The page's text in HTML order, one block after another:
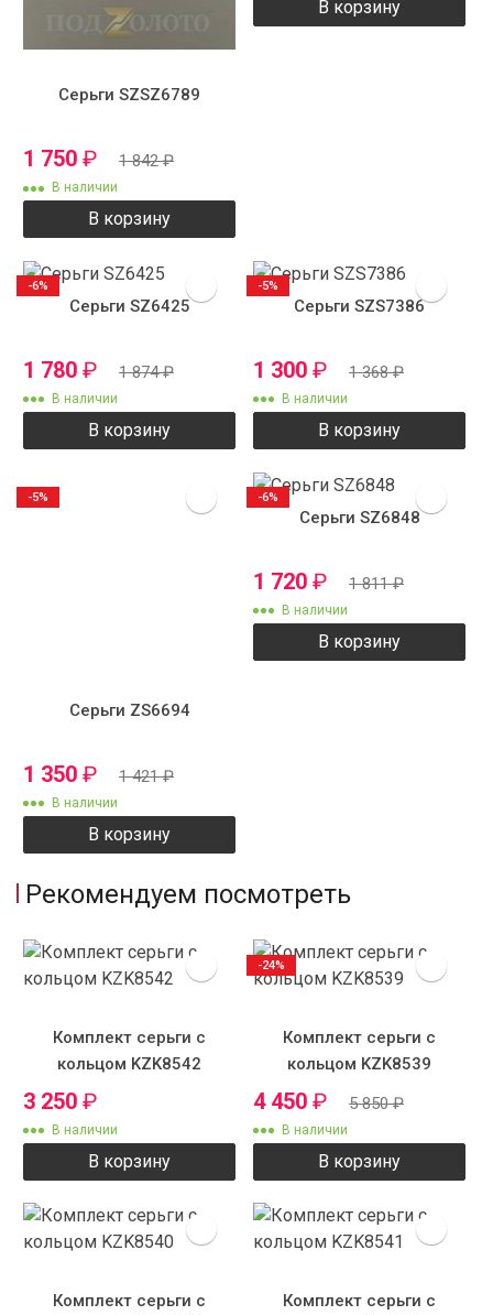
Серьги SZSZ6789
1 750 ₽ 1 842₽
В наличии
В корзину
В корзину
Серьги SZ6425
1 780 ₽ 1 874₽
В наличии
В корзину
-6%
Серьги SZS7386
1 300 ₽ 1 368₽
В наличии
В корзину
-5%
Серьги ZS6694
1 350 ₽ 1 421₽
В наличии
В корзину
-5%
Серьги SZ6848
1 720 ₽ 1 811₽
В наличии
В корзину
-6%
Рекомендуем посмотреть
Комплект серьги с
кольцом KZK8542
3 250 ₽
В наличии
В корзину
Комплект серьги с
кольцом KZK8539
4 450 ₽ 5 850₽
В наличии
В корзину
-24%
Комплект серьги с
Комплект серьги с